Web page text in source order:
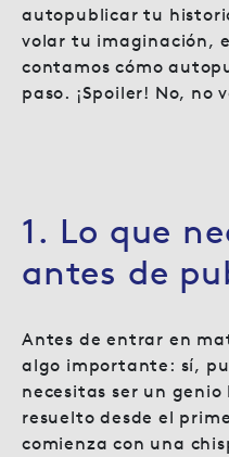
autopublicar tu
volar tu imaginación,
contamos cómo
paso. ¡Spoiler! No, no
1. Lo que
antes de
Antes de entrar en
algo importante: sí,
necesitas ser un
resuelto desde el
comienza con una